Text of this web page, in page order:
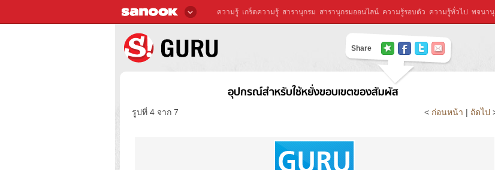
ความรู้ เกร็ดความรู้ สารานุกรม สารานุกรมออนไลน์ ความรู้รอบตัว ความรู้ทั่วไป พจนานุ
Share
อุปกรณ์สำหรับใช้หยั่งขอบเขตของสัมผัส
รูปที่ 4 จาก 7 < ก่อนหน้า | ถัดไป